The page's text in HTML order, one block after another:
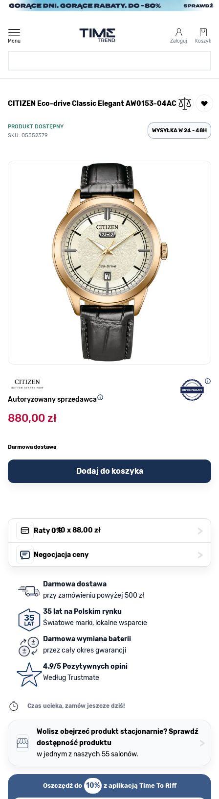
Przejdź do treści
Zaloguj Koszyk
Menu
/
CITIZEN Eco-drive Classic Elegant AW0153-04AC
CITIZEN Eco-drive Classic Elegant AW0153-04AC
PRODUKT DOSTĘPNY
SKU: 05352379
WYSYŁKA W 24 - 48H
Autoryzowany sprzedawca
880,00 zł
Darmowa dostawa
Dodaj do koszyka
Raty 0%, 10 x88,00 zł >
Negocjacja ceny >
Darmowa dostawa
przy zamówieniu powyżej 500 zł
35 lat na Polskim rynku
Światowe marki, lokalne wsparcie
Darmowa wymiana baterii
przez cały okres gwarancji
4.9/5 Pozytywnych opini
Według Trustmate
Czas ucieka, zamów jeszcze dziś!
Wolisz obejrzeć produkt stacjonarnie? Sprawdź
dostępność produktu
w jednym z naszych 55 salonów.
>
Oszczędź do 10% z aplikacją Time To Riff